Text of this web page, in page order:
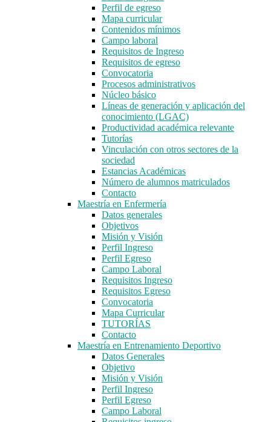
Perfil de egreso
Mapa curricular
Contenidos mínimos
Campo laboral
Requisitos de Ingreso
Requisitos de egreso
Convocatoria
Procesos administrativos
Núcleo básico
Líneas de generación y aplicación del
conocimiento (LGAC)
Productividad académica relevante
Tutorías
Vinculación con otros sectores de la
sociedad
Estancias Académicas
Número de alumnos matriculados
Contacto
Maestría en Enfermería
Datos generales
Objetivos
Misión y Visión
Perfil Ingreso
Perfil Egreso
Campo Laboral
Requisitos Ingreso
Requisitos Egreso
Convocatoria
Mapa Curricular
TUTORÍAS
Contacto
Maestría en Entrenamiento Deportivo
Datos Generales
Objetivo
Misión y Visión
Perfil Ingreso
Perfil Egreso
Campo Laboral